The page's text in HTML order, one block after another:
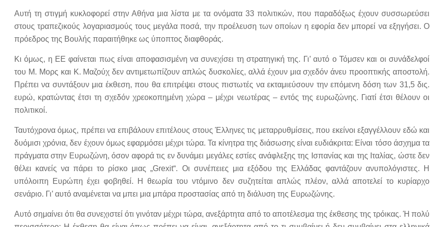
Αυτή τη στιγμή κυκλοφορεί στην Αθήνα μια λίστα με τα ονόματα 33 πολιτικών, που παραδόξως έχουν συσσωρεύσει
στους τραπεζικούς λογαριασμούς τους μεγάλα ποσά, την προέλευση των οποίων η εφορία δεν μπορεί να εξηγήσει. Ο
πρόεδρος της Βουλής παραιτήθηκε ως ύποπτος διαφθοράς.
Κι όμως, η ΕΕ φαίνεται πως είναι αποφασισμένη να συνεχίσει τη στρατηγική της. Γι’ αυτό ο Τόμσεν και οι συνάδελφοί
του Μ. Μορς και Κ. Μαζούχ δεν αντιμετωπίζουν απλώς δυσκολίες, αλλά έχουν μια σχεδόν άνευ προοπτικής αποστολή.
Πρέπει να συντάξουν μια έκθεση, που θα επιτρέψει στους πιστωτές να εκταμιεύσουν την επόμενη δόση των 31,5 δις.
ευρώ, κρατώντας έτσι τη σχεδόν χρεοκοπημένη χώρα – μέχρι νεωτέρας – εντός της ευρωζώνης. Γιατί έτσι θέλουν οι
πολιτικοί.
Ταυτόχρονα όμως, πρέπει να επιβάλουν επιτέλους στους Έλληνες τις μεταρρυθμίσεις, που εκείνοι εξαγγέλλουν εδώ και
δυόμισι χρόνια, δεν έχουν όμως εφαρμόσει μέχρι τώρα. Τα κίνητρα της διάσωσης είναι ευδιάκριτα: Είναι τόσο άσχημα τα
πράγματα στην Ευρωζώνη, όσον αφορά τις εν δυνάμει μεγάλες εστίες ανάφλεξης της Ισπανίας και της Ιταλίας, ώστε δεν
θέλει κανείς να πάρει το ρίσκο μιας „Grexit“. Οι συνέπειες μια εξόδου της Ελλάδας φαντάζουν ανυπολόγιστες. Η
υπόλοιπη Ευρώπη έχει φοβηθεί. Η θεωρία του ντόμινο δεν συζητείται απλώς πλέον, αλλά αποτελεί το κυρίαρχο
σενάριο. Γι’ αυτό αναμένεται να μπει μια μπάρα προστασίας από τη διάλυση της Ευρωζώνης.
Αυτό σημαίνει ότι θα συνεχιστεί ότι γινόταν μέχρι τώρα, ανεξάρτητα από το αποτέλεσμα της έκθεσης της τρόικας. Ή πολύ